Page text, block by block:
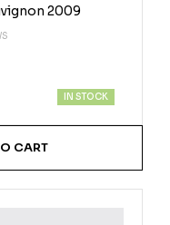
2009
IN STOCK
CART